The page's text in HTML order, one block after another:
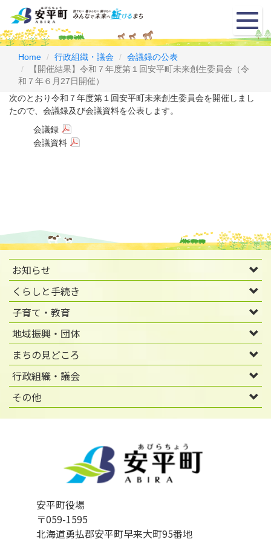
メ
ニ
ュ
Home 行政組織・議会
会議録の公表
【開催結果】令和７年度第１回安平町未来創生委員会（令
和７年６月27日開催）
次のとおり令和７年度第１回安平町未来創生委員会を開催しまし
たので、会議録及び会議資料を公表します。
会議録
会議資料
お知らせ
くらしと手続き
子育て・教育
地域振興・団体
まちの見どころ
行政組織・議会
その他
安平町役場
〒059-1595
北海道勇払郡安平町早来大町95番地